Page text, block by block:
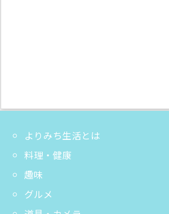
よりみち生活とは
料理・健康
趣味
グルメ